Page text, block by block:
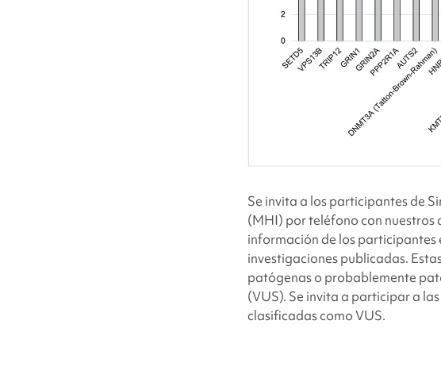
Se invita a los participantes de
(MHI) por teléfono con nuestros
información de los participantes
investigaciones publicadas.
patógenas o probablemente
(VUS). Se invita a participar a
clasificadas como VUS.